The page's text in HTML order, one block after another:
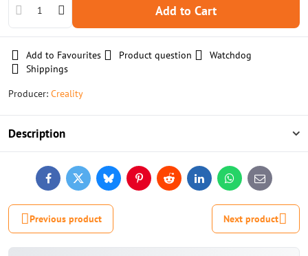
Add to Cart
Add to Favourites Product question
Watchdog
Shippings
Producer: Creality
Description
FacebookTwitterBlueskyPinterestReddit LinkedInWhatsApp
E-
mail
Previous product Next product